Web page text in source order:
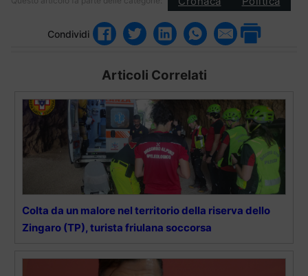
Condividi
Articoli Correlati
Colta da un malore nel territorio della riserva dello
Zingaro (TP), turista friulana soccorsa